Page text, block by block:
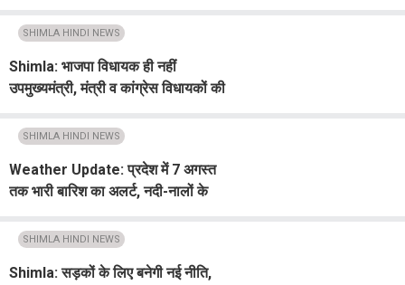
SHIMLA HINDI NEWS
Shimla: भाजपा विधायक ही नहीं
उपमुख्यमंत्री, मंत्री व कांग्रेस विधायकों की
SHIMLA HINDI NEWS
Weather Update: प्रदेश में 7 अगस्त
तक भारी बारिश का अलर्ट, नदी-नालों के
SHIMLA HINDI NEWS
Shimla: सड़कों के लिए बनेगी नई नीति,